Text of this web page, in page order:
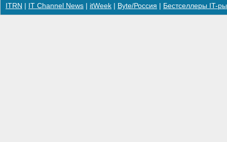
ITRN IT Channel News itWeek Byte/Россия Бестселлеры IT-